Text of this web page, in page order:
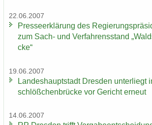
22.06.2007
Pres­se­er­klä­rung des
zum Sach- und Ver­fah­rens­stand
cke“
19.06.2007
Lan­des­haupt­stadt Dres­den un­ter­liegt
schlöß­chen­brü­cke vor Ge­richt er­neut
14.06.2007